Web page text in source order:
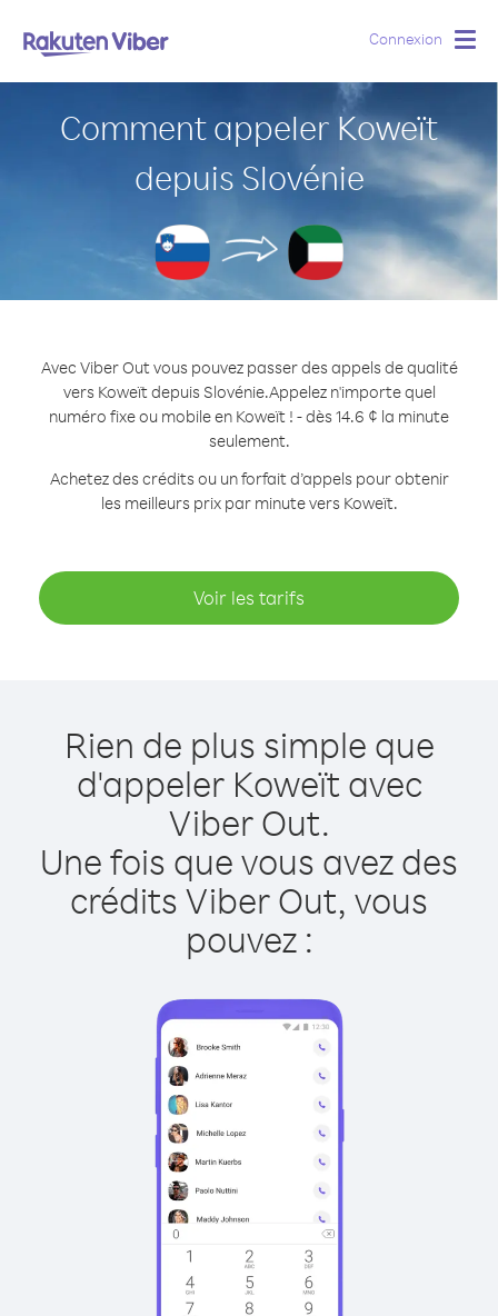
Connexion
Comment appeler Koweït
depuis Slovénie
Avec Viber Out vous pouvez passer des appels de qualité
vers Koweït depuis Slovénie.Appelez n'importe quel
numéro fixe ou mobile en Koweït ! - dès 14.6 ¢ la minute
seulement.
Achetez des crédits ou un forfait d’appels pour obtenir
les meilleurs prix par minute vers Koweït.
Voir les tarifs
Rien de plus simple que
d'appeler Koweït avec
Viber Out.
Une fois que vous avez des
crédits Viber Out, vous
pouvez :